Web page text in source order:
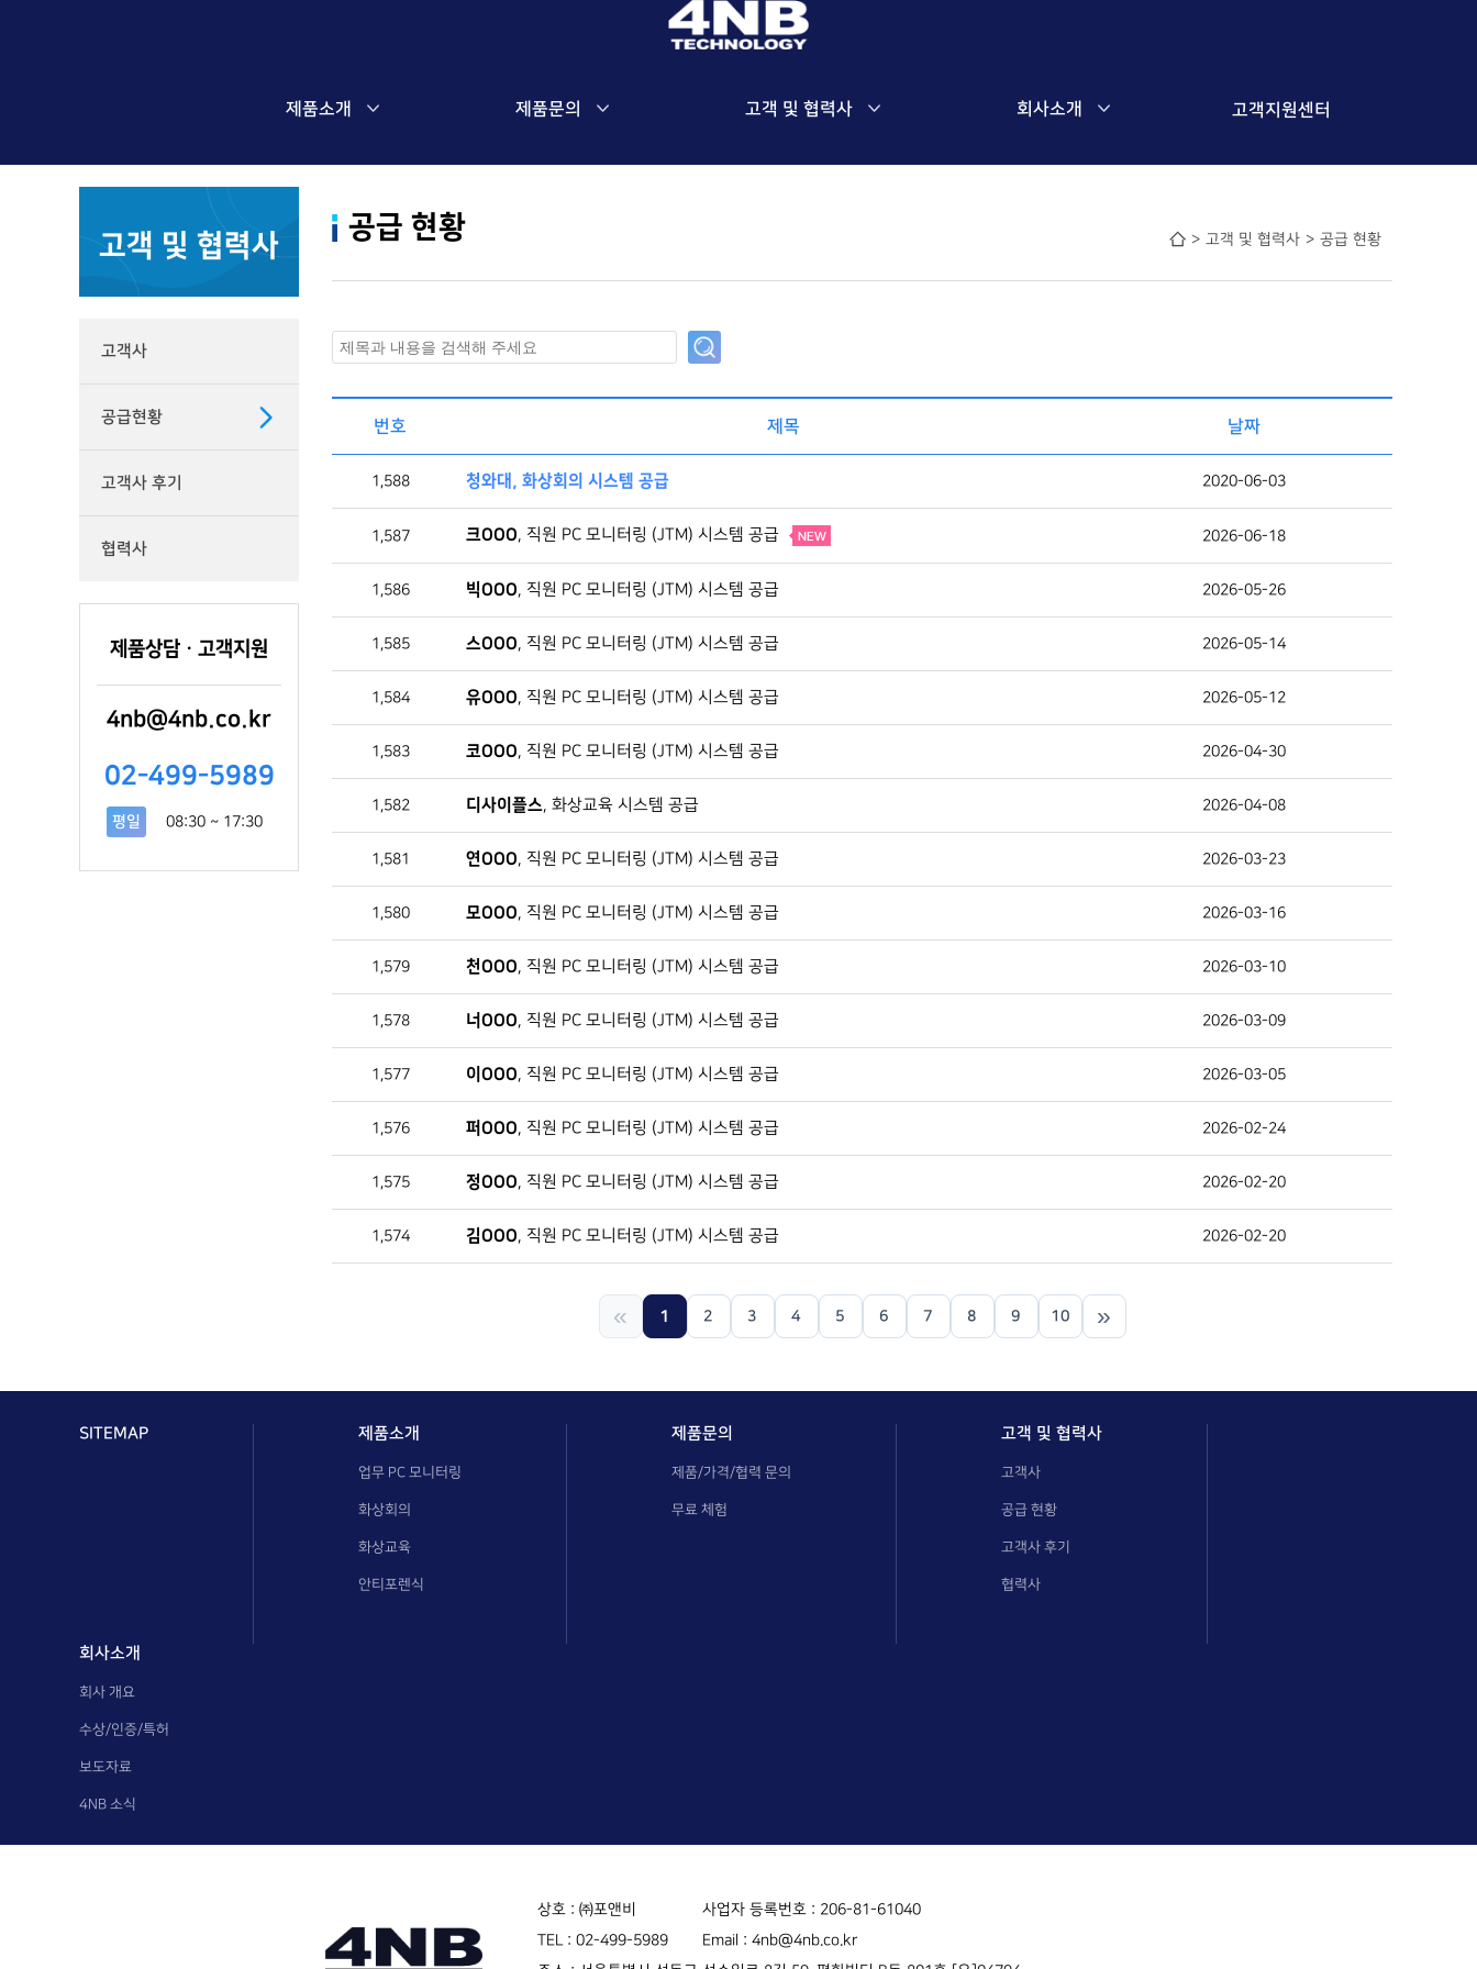
제품소개 제품문의 고객 및 협력사 회사소개 고객지원센터
고객 및 협력사
고객사
공급현황
고객사 후기
협력사
제품상담ㆍ고객지원
4nb@4nb.co.kr
02-499-5989
평일 08:30 ~ 17:30
공급 현황 > 고객 및 협력사 > 공급 현황
번호 제목 날짜
1,588 청와대, 화상회의 시스템 공급 2020-06-03
1,587 크OOO, 직원 PC 모니터링 (JTM) 시스템 공급 2026-06-18
1,586 빅OOO, 직원 PC 모니터링 (JTM) 시스템 공급 2026-05-26
1,585 스OOO, 직원 PC 모니터링 (JTM) 시스템 공급 2026-05-14
1,584 유OOO, 직원 PC 모니터링 (JTM) 시스템 공급 2026-05-12
1,583 코OOO, 직원 PC 모니터링 (JTM) 시스템 공급 2026-04-30
1,582 디사이플스, 화상교육 시스템 공급 2026-04-08
1,581 연OOO, 직원 PC 모니터링 (JTM) 시스템 공급 2026-03-23
1,580 모OOO, 직원 PC 모니터링 (JTM) 시스템 공급 2026-03-16
1,579 천OOO, 직원 PC 모니터링 (JTM) 시스템 공급 2026-03-10
1,578 너OOO, 직원 PC 모니터링 (JTM) 시스템 공급 2026-03-09
1,577 이OOO, 직원 PC 모니터링 (JTM) 시스템 공급 2026-03-05
1,576 퍼OOO, 직원 PC 모니터링 (JTM) 시스템 공급 2026-02-24
1,575 정OOO, 직원 PC 모니터링 (JTM) 시스템 공급 2026-02-20
1,574 김OOO, 직원 PC 모니터링 (JTM) 시스템 공급 2026-02-20
« 1 2 3 4 5 6 7 8 9 10 »
SITEMAP 제품소개
업무 PC 모니터링
화상회의
화상교육
안티포렌식
제품문의
제품/가격/협력 문의
무료 체험
고객 및 협력사
고객사
공급 현황
고객사 후기
협력사
회사소개
회사 개요
수상/인증/특허
보도자료
4NB 소식
상호 : ㈜포앤비
사업자 등록번호 : 206-81-61040
TEL : 02-499-5989 Email : 4nb@4nb.co.kr